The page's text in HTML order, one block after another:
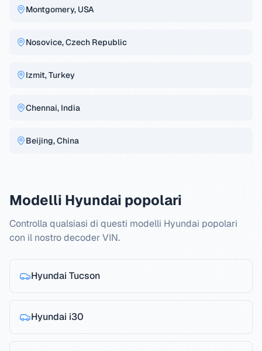
Montgomery, USA
Nosovice, Czech Republic
Izmit, Turkey
Chennai, India
Beijing, China
Modelli Hyundai popolari
Controlla qualsiasi di questi modelli Hyundai popolari
con il nostro decoder VIN.
Hyundai Tucson
Hyundai i30